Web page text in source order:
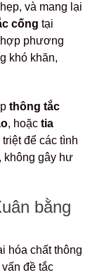
và mang lại
cống tại
phương
khó khăn,
thông tắc
, hoặc tia
để các tình
không gây hư
bằng
hóa chất thông
đề tắc